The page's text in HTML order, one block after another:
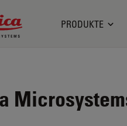
Microsystems Logo
PRODUKTE